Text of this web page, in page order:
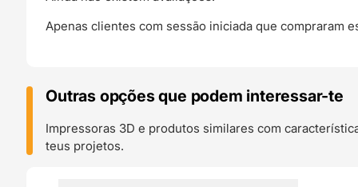
Apenas clientes com sessão iniciada que compraram
Outras opções que podem interessar-te
Impressoras 3D e produtos similares com
teus projetos.